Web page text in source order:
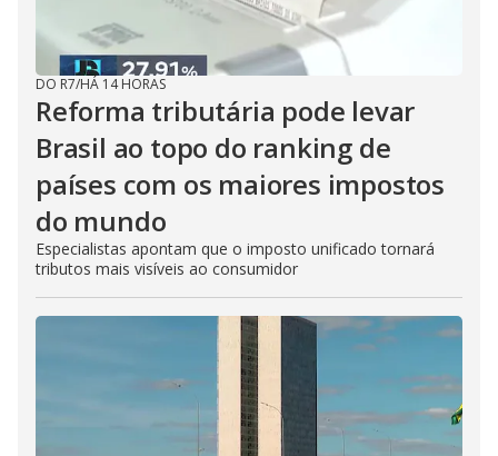
DO R7/HÁ 14 HORAS
Reforma tributária pode levar
Brasil ao topo do ranking de
países com os maiores impostos
do mundo
Especialistas apontam que o imposto unificado tornará
tributos mais visíveis ao consumidor